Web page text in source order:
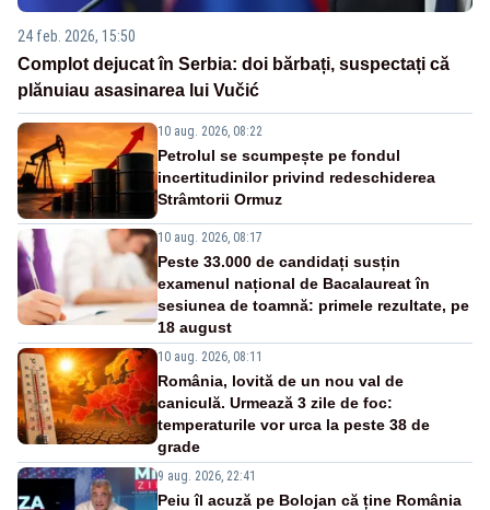
24 feb. 2026, 15:50
Complot dejucat în Serbia: doi bărbați, suspectați că
plănuiau asasinarea lui Vučić
10 aug. 2026, 08:22
Petrolul se scumpește pe fondul
incertitudinilor privind redeschiderea
Strâmtorii Ormuz
10 aug. 2026, 08:17
Peste 33.000 de candidați susțin
examenul național de Bacalaureat în
sesiunea de toamnă: primele rezultate, pe
18 august
10 aug. 2026, 08:11
România, lovită de un nou val de
caniculă. Urmează 3 zile de foc:
temperaturile vor urca la peste 38 de
grade
9 aug. 2026, 22:41
Peiu îl acuză pe Bolojan că ține România